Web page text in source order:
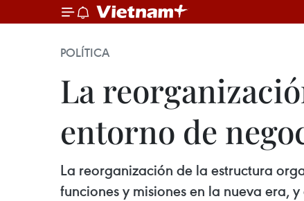
POLÍTICA
La
entorno de
La reorganización de la estructura
funciones y misiones en la nueva era,